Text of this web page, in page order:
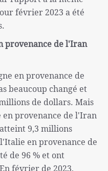
février 2023 a été
provenance de l'Iran
en provenance de
beaucoup changé et
de dollars. Mais
en provenance de l'Iran
9,3 millions
en provenance de
de 96 % et ont
février de 2023,